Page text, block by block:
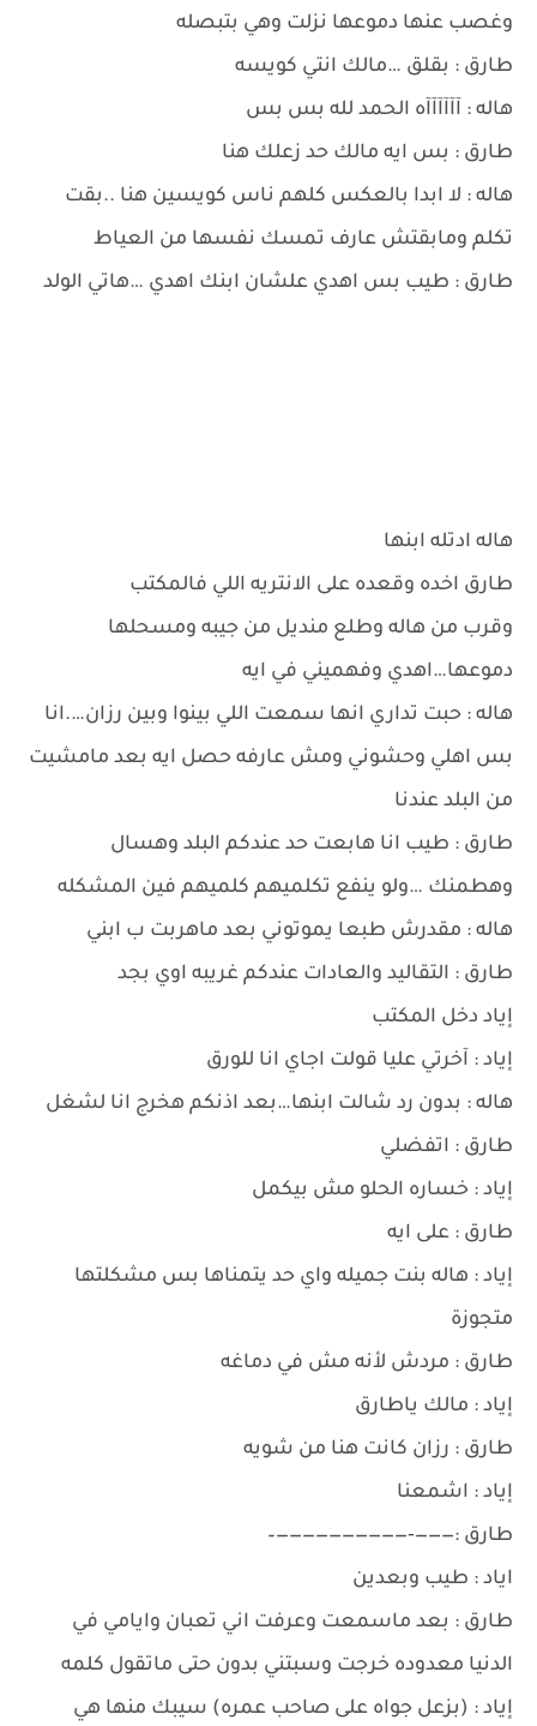
وغصب عنها دموعها نزلت وهي بتبصله
طارق : بقلق …مالك انتي كويسه
هاله : آآآآآآه الحمد لله بس بس
طارق : بس ايه مالك حد زعلك هنا
هاله : لا ابدا بالعكس كلهم ناس كويسين هنا ..بقت
تكلم ومابقتش عارف تمسك نفسها من العياط
طارق : طيب بس اهدي علشان ابنك اهدي …هاتي الولد
هاله ادتله ابنها
طارق اخده وقعده على الانتريه اللي فالمكتب
وقرب من هاله وطلع منديل من جيبه ومسحلها
دموعها…اهدي وفهميني في ايه
هاله : حبت تداري انها سمعت اللي بينوا وبين رزان….انا
بس اهلي وحشوني ومش عارفه حصل ايه بعد مامشيت
من البلد عندنا
طارق : طيب انا هابعت حد عندكم البلد وهسال
وهطمنك …ولو ينفع تكلميهم كلميهم فين المشكله
هاله : مقدرش طبعا يموتوني بعد ماهربت ب ابني
طارق : التقاليد والعادات عندكم غريبه اوي بجد
إياد دخل المكتب
إياد : آخرتي عليا قولت اجاي انا للورق
هاله : بدون رد شالت ابنها…بعد اذنكم هخرج انا لشغل
طارق : اتفضلي
إياد : خساره الحلو مش بيكمل
طارق : على ايه
إياد : هاله بنت جميله واي حد يتمناها بس مشكلتها
متجوزة
طارق : مردش لأنه مش في دماغه
إياد : مالك ياطارق
طارق : رزان كانت هنا من شويه
إياد : اشمعنا
طارق :———‐——————————–
اياد : طيب وبعدين
طارق : بعد ماسمعت وعرفت اني تعبان وايامي في
الدنيا معدوده خرجت وسبتني بدون حتى ماتقول كلمه
إياد : (بزعل جواه على صاحب عمره) سيبك منها هي